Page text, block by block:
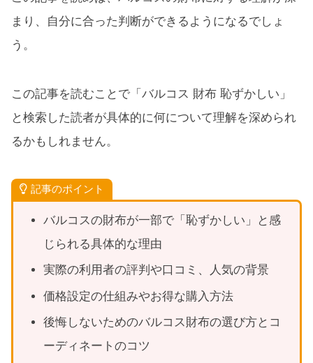
まり、自分に合った判断ができるようになるでしょ
う。
この記事を読むことで「バルコス 財布 恥ずかしい」
と検索した読者が具体的に何について理解を深められ
るかもしれません。
記事のポイント
バルコスの財布が一部で「恥ずかしい」と感
じられる具体的な理由
実際の利用者の評判や口コミ、人気の背景
価格設定の仕組みやお得な購入方法
後悔しないためのバルコス財布の選び方とコ
ーディネートのコツ